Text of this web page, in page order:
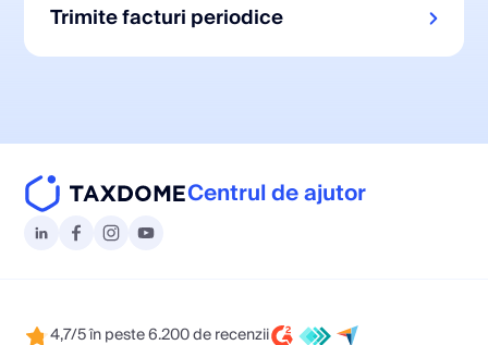
Trimite facturi periodice
Centrul de ajutor
4,7/5 în peste 6.200 de recenzii